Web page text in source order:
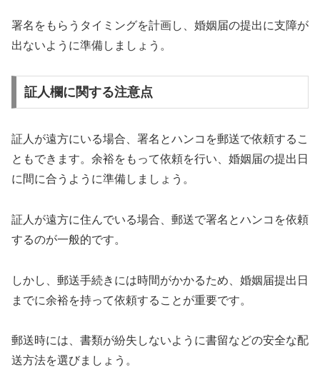
署名をもらうタイミングを計画し、婚姻届の提出に支障が
出ないように準備しましょう。
証人欄に関する注意点
証人が遠方にいる場合、署名とハンコを郵送で依頼するこ
ともできます。余裕をもって依頼を行い、婚姻届の提出日
に間に合うように準備しましょう。
証人が遠方に住んでいる場合、郵送で署名とハンコを依頼
するのが一般的です。
しかし、郵送手続きには時間がかかるため、婚姻届提出日
までに余裕を持って依頼することが重要です。
郵送時には、書類が紛失しないように書留などの安全な配
送方法を選びましょう。